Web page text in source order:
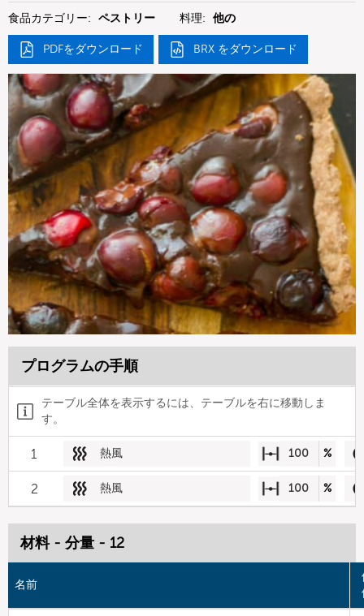
食品カテゴリー: ペストリー 料理: 他の
PDFをダウンロード BRX をダウンロード
プログラムの手順
テーブル全体を表示するには、テーブルを右に移動しま
す。
1 熱風 100 %
2 熱風 100 %
材料 - 分量 - 12
名前